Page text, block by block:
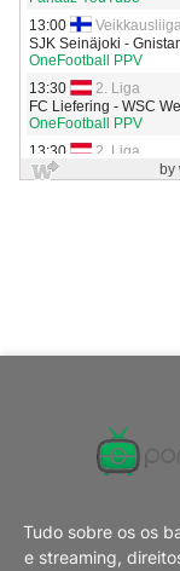
Tudo sobre os os
e streaming,